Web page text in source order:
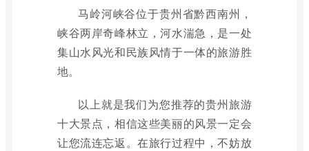
马岭河峡谷位于贵州省黔西南州，
峡谷两岸奇峰林立，河水湍急，是一处
集山水风光和民族风情于一体的旅游胜
地。
以上就是我们为您推荐的贵州旅游
十大景点，相信这些美丽的风景一定会
让您流连忘返。在旅行过程中，不妨放